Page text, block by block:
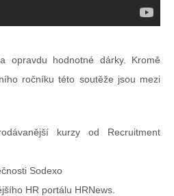
opravdu hodnotné dárky. Kromě
ročníku této soutěže jsou mezi
kurzy od Recruitment
Sodexo
HR portálu HRNews.